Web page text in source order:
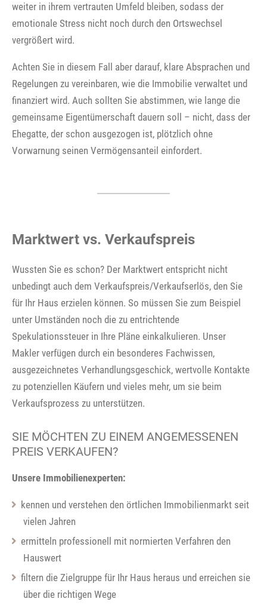
weiter in ihrem vertrauten Umfeld bleiben, sodass der
emotionale Stress nicht noch durch den Ortswechsel
vergrößert wird.
Achten Sie in diesem Fall aber darauf, klare Absprachen und
Regelungen zu vereinbaren, wie die Immobilie verwaltet und
finanziert wird. Auch sollten Sie abstimmen, wie lange die
gemeinsame Eigentümerschaft dauern soll – nicht, dass der
Ehegatte, der schon ausgezogen ist, plötzlich ohne
Vorwarnung seinen Vermögensanteil einfordert.
Marktwert vs. Verkaufspreis
Wussten Sie es schon? Der Marktwert entspricht nicht
unbedingt auch dem Verkaufspreis/Verkaufserlös, den Sie
für Ihr Haus erzielen können. So müssen Sie zum Beispiel
unter Umständen noch die zu entrichtende
Spekulationssteuer in Ihre Pläne einkalkulieren. Unser
Makler verfügen durch ein besonderes Fachwissen,
ausgezeichnetes Verhandlungsgeschick, wertvolle Kontakte
zu potenziellen Käufern und vieles mehr, um sie beim
Verkaufsprozess zu unterstützen.
SIE MÖCHTEN ZU EINEM ANGEMESSENEN
PREIS VERKAUFEN?
Unsere Immobilienexperten:
kennen und verstehen den örtlichen Immobilienmarkt seit
vielen Jahren
ermitteln professionell mit normierten Verfahren den
Hauswert
filtern die Zielgruppe für Ihr Haus heraus und erreichen sie
über die richtigen Wege